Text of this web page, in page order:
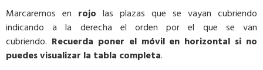
Marcaremos en rojo las plazas que se vayan cubriendo
indicando a la derecha el orden por el que se van
cubriendo. Recuerda poner el móvil en horizontal si no
puedes visualizar la tabla completa.